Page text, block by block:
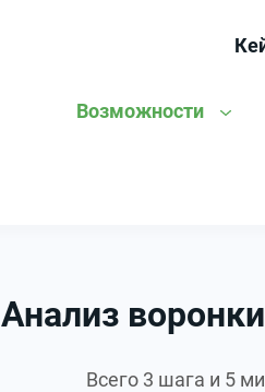
Возможности
Анализ
Всего 3 шага и 5